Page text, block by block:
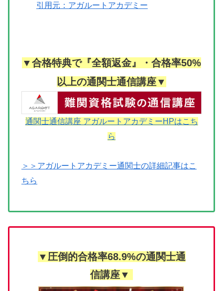
引用元：アガルートアカデミー
▼合格特典で『全額返金』・合格率50%
以上の通関士通信講座▼
通関士通信講座 アガルートアカデミーHPはこち
ら
＞＞アガルートアカデミー通関士の詳細記事はこ
ちら
▼圧倒的合格率68.9%の通関士通
信講座▼